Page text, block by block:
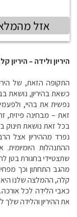
אזל
היריון ולידה – היריון
התקופה הזאת, של
כשאת בהיריון, נושאת
נפשית את בהיי,
זאת – מבחינה
נפרד מההיריון אצל
ההתנהלות
שתצטיידי בחגורת בטן
מהגב התחתון וכך
קלה, ההמלצה שלנו היא
כאבי הלידה לכל אורכה.
את ההיריון והלידה שלך